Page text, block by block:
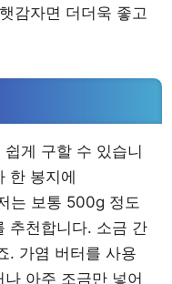
감자면 더더욱 좋고
게 구할 수 있습니
한 봉지에
는 보통 500g 정도
추천합니다. 소금 간
. 가염 버터를 사용
아주 조금만 넣어